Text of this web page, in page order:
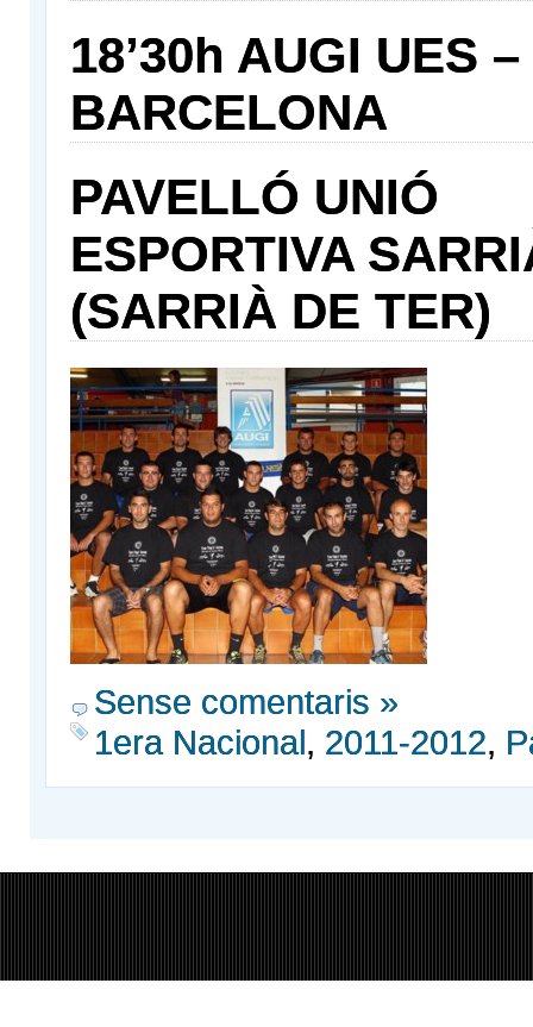
18’30h AUGI UES
BARCELONA
PAVELLÓ UNIÓ
ESPORTIVA
(SARRIÀ DE TER)
Sense comentaris »
1era Nacional, 2011-2012,